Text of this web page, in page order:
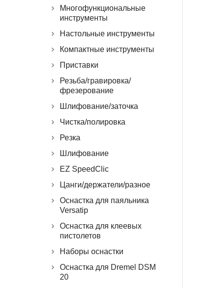
Многофункциональные
инструменты
Настольные инструменты
Компактные инструменты
Приставки
Резьба/гравировка/
фрезерование
Шлифование/заточка
Чистка/полировка
Резка
Шлифование
EZ SpeedClic
Цанги/держатели/разное
Оснастка для паяльника
Versatip
Оснастка для клеевых
пистолетов
Наборы оснастки
Оснастка для Dremel DSM
20